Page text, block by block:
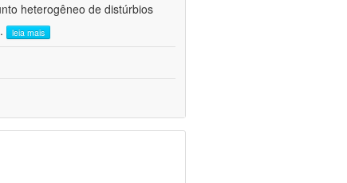
heterogêneo de distúrbios
leia mais